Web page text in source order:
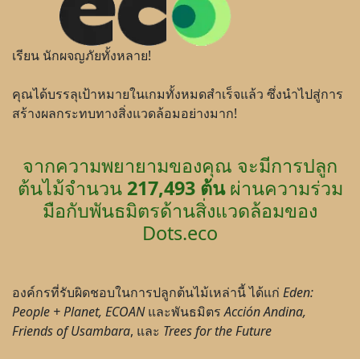
เรียน นักผจญภัยทั้งหลาย!
คุณได้บรรลุเป้าหมายในเกมทั้งหมดสำเร็จแล้ว ซึ่งนำไปสู่การ
สร้างผลกระทบทางสิ่งแวดล้อมอย่างมาก!
จากความพยายามของคุณ จะมีการปลูก
ต้นไม้จำนวน 217,493 ต้นผ่านความร่วม
มือกับพันธมิตรด้านสิ่งแวดล้อมของ
Dots.eco
องค์กรที่รับผิดชอบในการปลูกต้นไม้เหล่านี้ ได้แก่ Eden:
People + Planet, ECOANและพันธมิตรAcción Andina,
Friends of Usambara, และ Trees for the Future